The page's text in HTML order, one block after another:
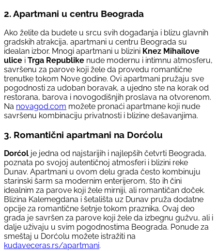
2. Apartmani u centru Beograda
Ako želite da budete u srcu svih događanja i blizu glavnih
gradskih atrakcija, apartmani u centru Beograda su
idealan izbor. Mnogi apartmani u blizini Knez Mihailove
ulice i Trga Republike nude modernu i intimnu atmosferu,
savršenu za parove koji žele da provedu romantične
trenutke tokom Nove godine. Ovi apartmani pružaju sve
pogodnosti za udoban boravak, a ujedno ste na korak od
restorana, barova i novogodišnjih proslava na otvorenom.
Na novagod.com možete pronaći apartmane koji nude
savršenu kombinaciju privatnosti i blizine dešavanjima.
3. Romantični apartmani na Dorćolu
Dorćol je jedna od najstarijih i najlepših četvrti Beograda,
poznata po svojoj autentičnoj atmosferi i blizini reke
Dunav. Apartmani u ovom delu grada često kombinuju
starinski šarm sa modernim enterijerom, što ih čini
idealnim za parove koji žele mirniji, ali romantičan doček.
Blizina Kalemegdana i šetališta uz Dunav pruža dodatne
opcije za romantične šetnje tokom praznika. Ovaj deo
grada je savršen za parove koji žele da izbegnu gužvu, ali i
dalje uživaju u svim pogodnostima Beograda. Ponude za
smeštaj u Dorćolu možete istražiti na
kudaveceras.rs/apartmani.